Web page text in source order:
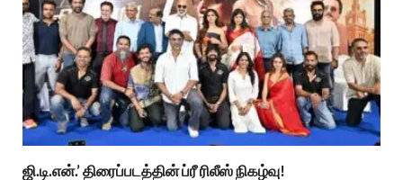
ஜி.டி.என்.’ திரைப்படத்தின் ப்ரீ ரிலீஸ் நிகழ்வு!